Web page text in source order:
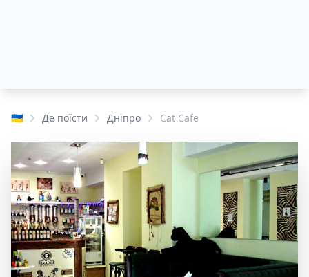
🇺🇦 Де поїсти Дніпро Cat Cafe